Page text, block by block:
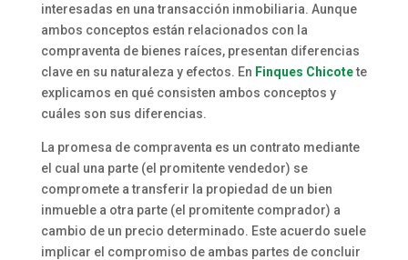
interesadas en una transacción inmobiliaria. Aunque
ambos conceptos están relacionados con la
compraventa de bienes raíces, presentan diferencias
clave en su naturaleza y efectos. En Finques Chicotete
explicamos en qué consisten ambos conceptos y
cuáles son sus diferencias.
La promesa de compraventa es un contrato mediante
el cual una parte (el promitente vendedor) se
compromete a transferir la propiedad de un bien
inmueble a otra parte (el promitente comprador) a
cambio de un precio determinado. Este acuerdo suele
implicar el compromiso de ambas partes de concluir